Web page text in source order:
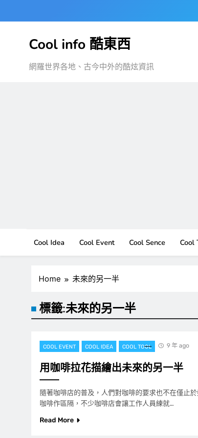
Cool info 酷東西
網羅世界各地、古今中外的酷炫資訊
Cool Idea Cool Event Cool Sence Cool
Home 未來的另一半
標籤:未來的另一半
COOL EVENT COOL IDEA COOL TOOL 9 年 ago
用咖啡拉花描繪出未來的另一半
隨著咖啡店的普及，人們對咖啡的要求也不在僅止
咖啡作區隔，不少咖啡店會讓工作人員練就…
Read More